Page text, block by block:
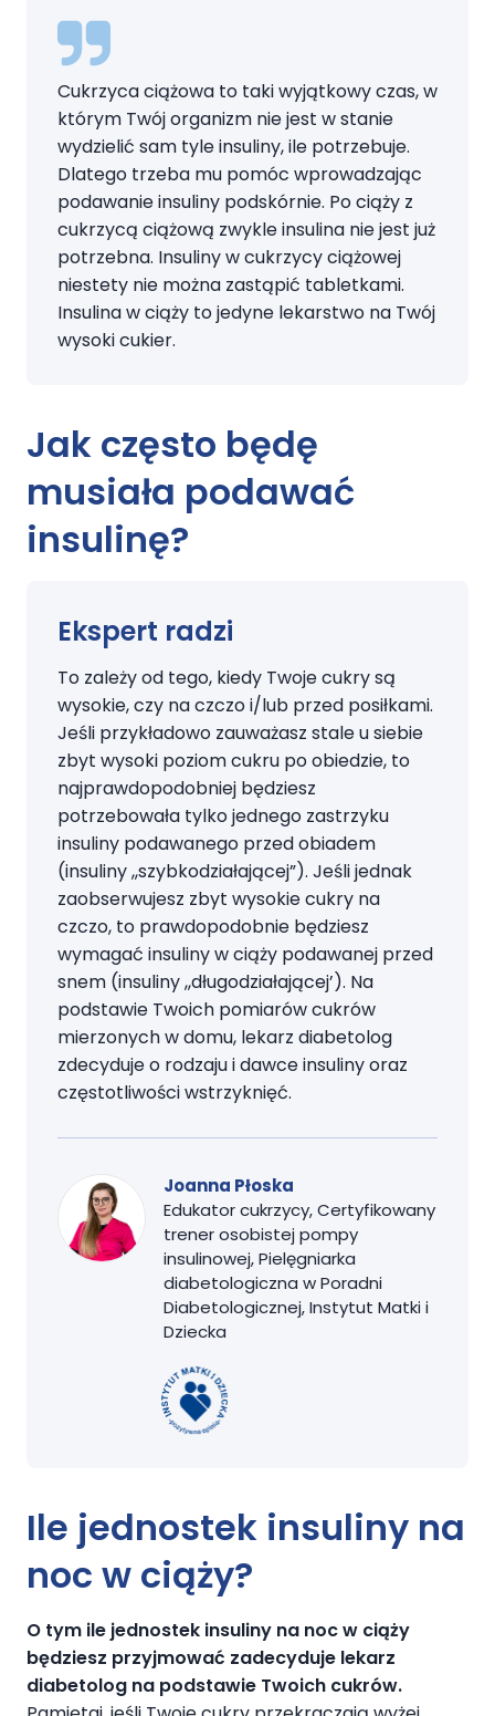
Cukrzyca ciążowa to taki wyjątkowy czas, w
którym Twój organizm nie jest w stanie
wydzielić sam tyle insuliny, ile potrzebuje.
Dlatego trzeba mu pomóc wprowadzając
podawanie insuliny podskórnie. Po ciąży z
cukrzycą ciążową zwykle insulina nie jest już
potrzebna. Insuliny w cukrzycy ciążowej
niestety nie można zastąpić tabletkami.
Insulina w ciąży to jedyne lekarstwo na Twój
wysoki cukier.
Jak często będę
musiała podawać
insulinę?
Ekspert radzi
To zależy od tego, kiedy Twoje cukry są
wysokie, czy na czczo i/lub przed posiłkami.
Jeśli przykładowo zauważasz stale u siebie
zbyt wysoki poziom cukru po obiedzie, to
najprawdopodobniej będziesz
potrzebowała tylko jednego zastrzyku
insuliny podawanego przed obiadem
(insuliny ,,szybkodziałającej”). Jeśli jednak
zaobserwujesz zbyt wysokie cukry na
czczo, to prawdopodobnie będziesz
wymagać insuliny w ciąży podawanej przed
snem (insuliny ,,długodziałającej’). Na
podstawie Twoich pomiarów cukrów
mierzonych w domu, lekarz diabetolog
zdecyduje o rodzaju i dawce insuliny oraz
częstotliwości wstrzyknięć.
Joanna Płoska
Edukator cukrzycy, Certyfikowany
trener osobistej pompy
insulinowej, Pielęgniarka
diabetologiczna w Poradni
Diabetologicznej, Instytut Matki i
Dziecka
Ile jednostek insuliny na
noc w ciąży?
O tym ile jednostek insuliny na noc w ciąży
będziesz przyjmować zadecyduje lekarz
diabetolog na podstawie Twoich cukrów.